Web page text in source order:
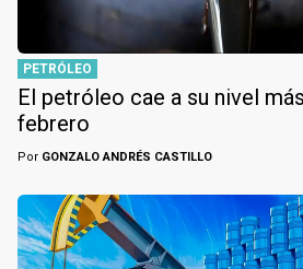
PETRÓLEO
El petróleo cae a su nivel
febrero
Por GONZALO ANDRÉS CASTILLO